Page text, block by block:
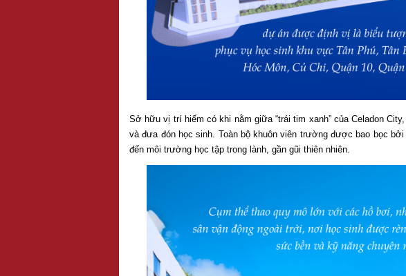
Sở hữu vị trí hiếm có khi nằm giữa “trái tim xanh” của Celadon
và đưa đón học sinh. Toàn bộ khuôn viên trường được bao bọc
đến môi trường học tập trong lành, gần gũi thiên nhiên.